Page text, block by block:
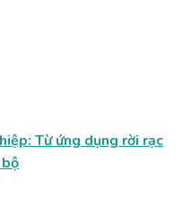
Từ ứng dụng rời rạc